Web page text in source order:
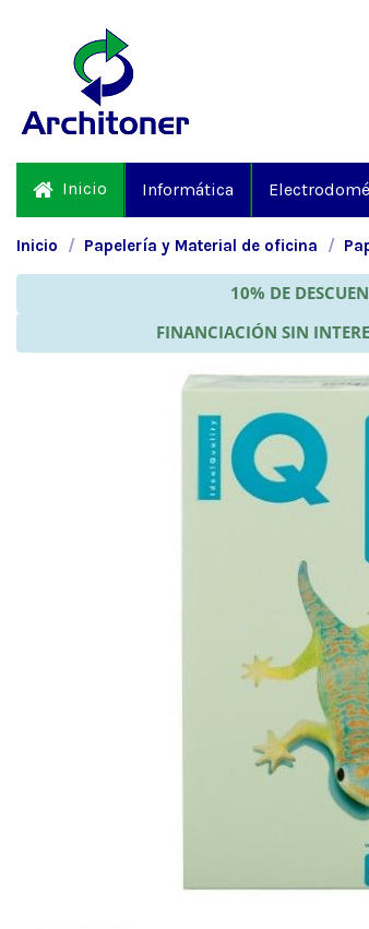
Inicio Informática
Inicio Papelería y Material de oficina
10% DE
FINANCIACIÓN SIN